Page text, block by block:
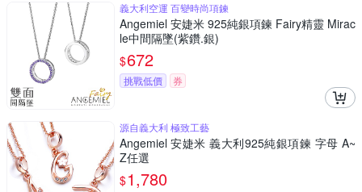
義大利空運 百變時尚項鍊
Angemiel 安婕米 925純銀項鍊 Fairy精靈 Mirac
le中間隔墜(紫鑽.銀)
$672
挑戰低價 券
源自義大利 極致工藝
Angemiel 安婕米 義大利925純銀項鍊 字母 A~
Z任選
$1,780